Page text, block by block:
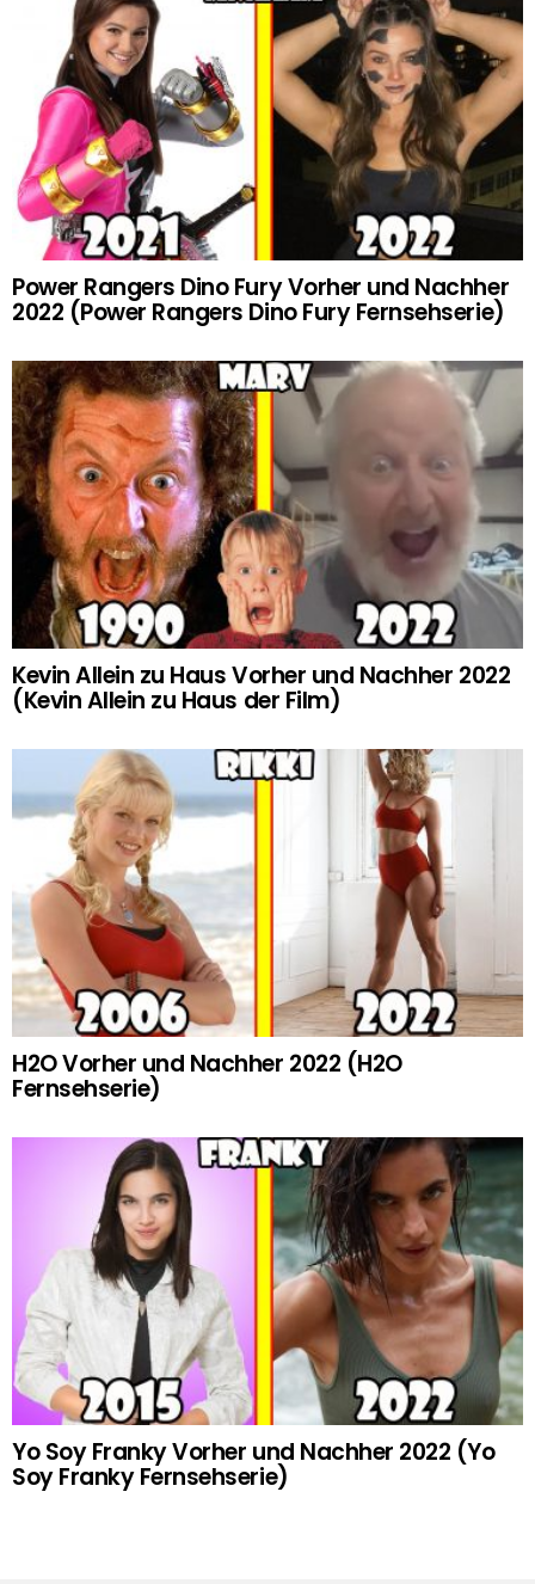
Power Rangers Dino Fury Vorher und Nachher
2022 (Power Rangers Dino Fury Fernsehserie)
Kevin Allein zu Haus Vorher und Nachher 2022
(Kevin Allein zu Haus der Film)
H2O Vorher und Nachher 2022 (H2O
Fernsehserie)
Yo Soy Franky Vorher und Nachher 2022 (Yo
Soy Franky Fernsehserie)